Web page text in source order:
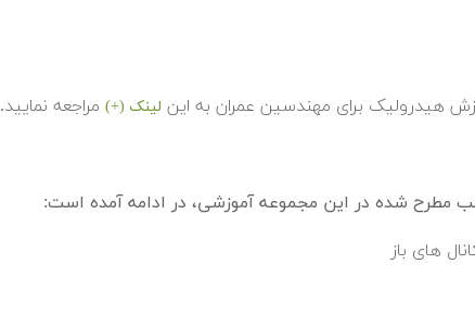
هیدرولیک برای مهندسین عمران به این لینک (+) مراجعه نمایید.
شده در این مجموعه آموزشی، در ادامه آمده است:
های باز